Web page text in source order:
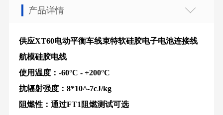
产品详情
供应XT60电动平衡车线束特软硅胶电子电池连接线
航模硅胶电线
使用温度： -60°C - +200°C
抗辐射强度： 8*10^-7cJ/kg
阻燃性：通过FT1 阻燃测试可选